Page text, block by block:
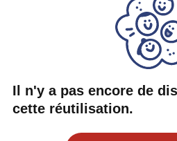
Il n'y a pas encore de
cette réutilisation.